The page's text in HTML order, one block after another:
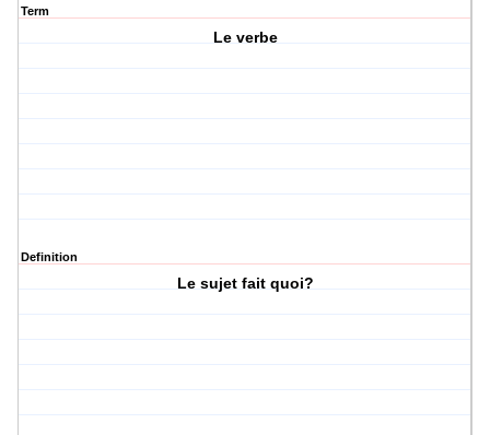
Term
Le verbe
Definition
Le sujet fait quoi?